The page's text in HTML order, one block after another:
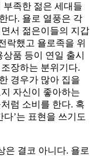
부족한 젊은 세대들
다. 욜로 열풍은 각
서 젊은이들의 지갑
락했고 욜로족을 위
품 등이 연일 출시
장하는 분위기다.
경우가 많아 집을
자신이 좋아하는
럼 소비를 한다. 혹
’는 표현을 쓰기도
은 결코 아니다. 욜로